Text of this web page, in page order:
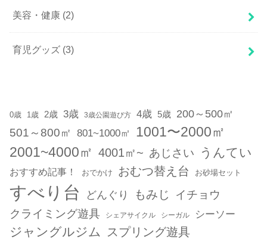
美容・健康 (2)
育児グッズ (3)
0歳 1歳 2歳 3歳 3歳公園遊び方 4歳 5歳 200～500㎡
501～800㎡ 801~1000㎡
1001〜2000㎡
2001~4000㎡ 4001㎡~ あじさい うんてい
おすすめ記事！ おでかけ おむつ替え台 お砂場セット
すべり台 どんぐり もみじ
イチョウ
クライミング遊具
シェアサイクル シーガル シーソー
ジャングルジム スプリング遊具